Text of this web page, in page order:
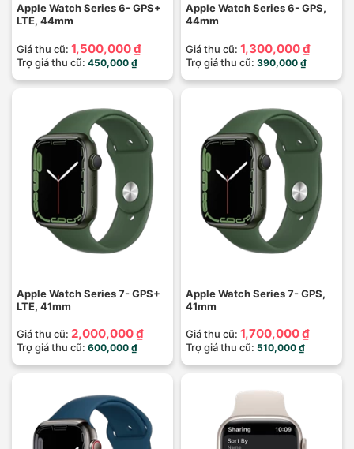
Apple Watch Series 6- GPS+
LTE, 44mm
Giá thu cũ: 1,500,000 ₫
Trợ giá thu cũ: 450,000 ₫
Apple Watch Series 6- GPS,
44mm
Giá thu cũ: 1,300,000 ₫
Trợ giá thu cũ: 390,000 ₫
Apple Watch Series 7- GPS+
LTE, 41mm
Giá thu cũ: 2,000,000 ₫
Trợ giá thu cũ: 600,000 ₫
Apple Watch Series 7- GPS,
41mm
Giá thu cũ: 1,700,000 ₫
Trợ giá thu cũ: 510,000 ₫